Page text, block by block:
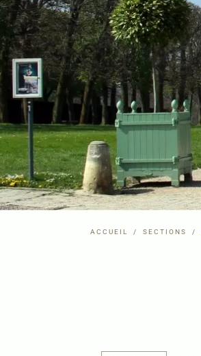
ACCUEIL SECTIONS